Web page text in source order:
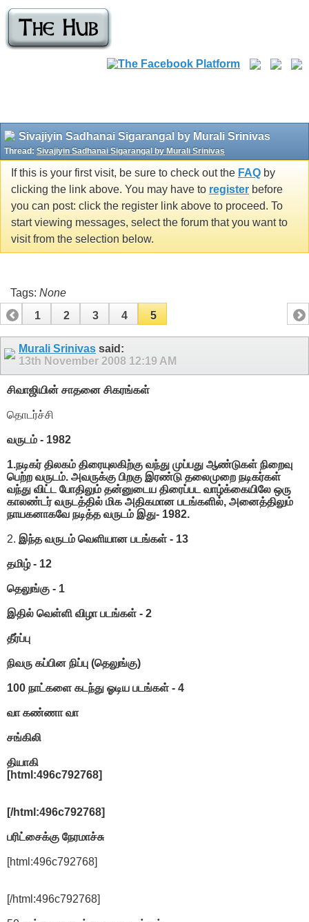
Sivajiyin Sadhanai Sigarangal by Murali Srinivas
Thread: Sivajiyin Sadhanai Sigarangal by Murali Srinivas
If this is your first visit, be sure to check out the FAQ by
clicking the link above. You may have to register before
you can post: click the register link above to proceed. To
start viewing messages, select the forum that you want to
visit from the selection below.
Tags: None
1
2 3 4 5
Murali Srinivas said:
13th November 2008 12:19 AM
சிவாஜியின் சாதனை சிகரங்கள்
தொடர்ச்சி
வருடம் - 1982
1.நடிகர் திலகம் திரையுலகிற்கு வந்து முப்பது ஆண்டுகள் நிறைவு
பெற்ற வருடம். அவருக்கு பிறகு இரண்டு தலைமுறை நடிகர்கள்
வந்து விட்ட போதிலும் தன்னுடைய திரைப்பட வாழ்க்கையிலே ஒரு
காலண்டர் வருடத்தில் மிக அதிகமான படங்களில், அனைத்திலும்
நாயகனாகவே நடித்த வருடம் இது- 1982.
2. இந்த வருடம் வெளியான படங்கள் - 13
தமிழ் - 12
தெலுங்கு - 1
இதில் வெள்ளி விழா படங்கள் - 2
தீர்ப்பு
நிவரு கப்பின நிப்பு (தெலுங்கு)
100 நாட்களை கடந்து ஓடிய படங்கள் - 4
வா கண்ணா வா
சங்கிலி
தியாகி
[html:496c792768]
[/html:496c792768]
பரிட்சைக்கு நேரமாச்சு
[html:496c792768]
[/html:496c792768]